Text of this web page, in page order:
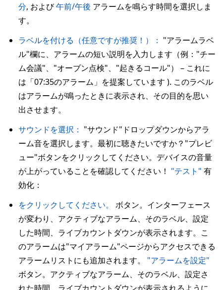
分, および午前/午後 アラームを鳴らす時間を選択しま
す。
ラベルを付ける（任意ですが推奨！）： "アラームラベ
ル"欄に、アラームの短い説明を入力します（例："チー
ム会議"、"オーブン点検"、"起きるコール"） – これに
は「07:35のアラーム」を提案しています ). このラベル
はアラームが鳴ったときに表示され、その目的を思い
出させます。
サウンドを選択： "サウンド"ドロップダウンからアラ
ーム音を選択します。最初に聴きたいですか？"プレビ
ュー"ボタンをクリックしてください。デバイスの音量
が上がっていることを確認してください！ "テスト" 有
効化：
をクリックしてください。
ボタン。インターフェース
が変わり、アクティブなアラーム、そのラベル、設定
した時間、ライブカウントダウンが表示されます。こ
のアラームは"マイアラーム"ページからアクセスできる
アラームリストにも追加されます。 "アラームを設定"
ボタン。アクティブなアラーム、そのラベル、設定さ